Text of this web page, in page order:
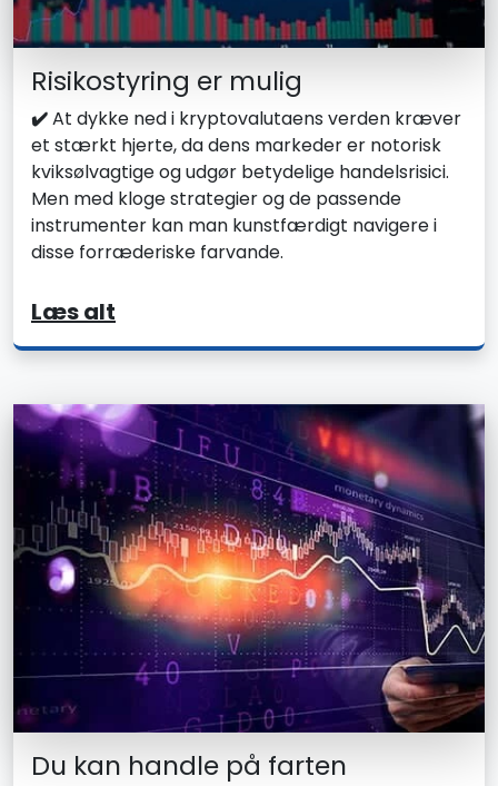
Risikostyring er mulig
✔️At dykke ned i kryptovalutaens verden kræver
et stærkt hjerte, da dens markeder er notorisk
kviksølvagtige og udgør betydelige handelsrisici.
Men med kloge strategier og de passende
instrumenter kan man kunstfærdigt navigere i
disse forræderiske farvande.
Læs alt
Du kan handle på farten